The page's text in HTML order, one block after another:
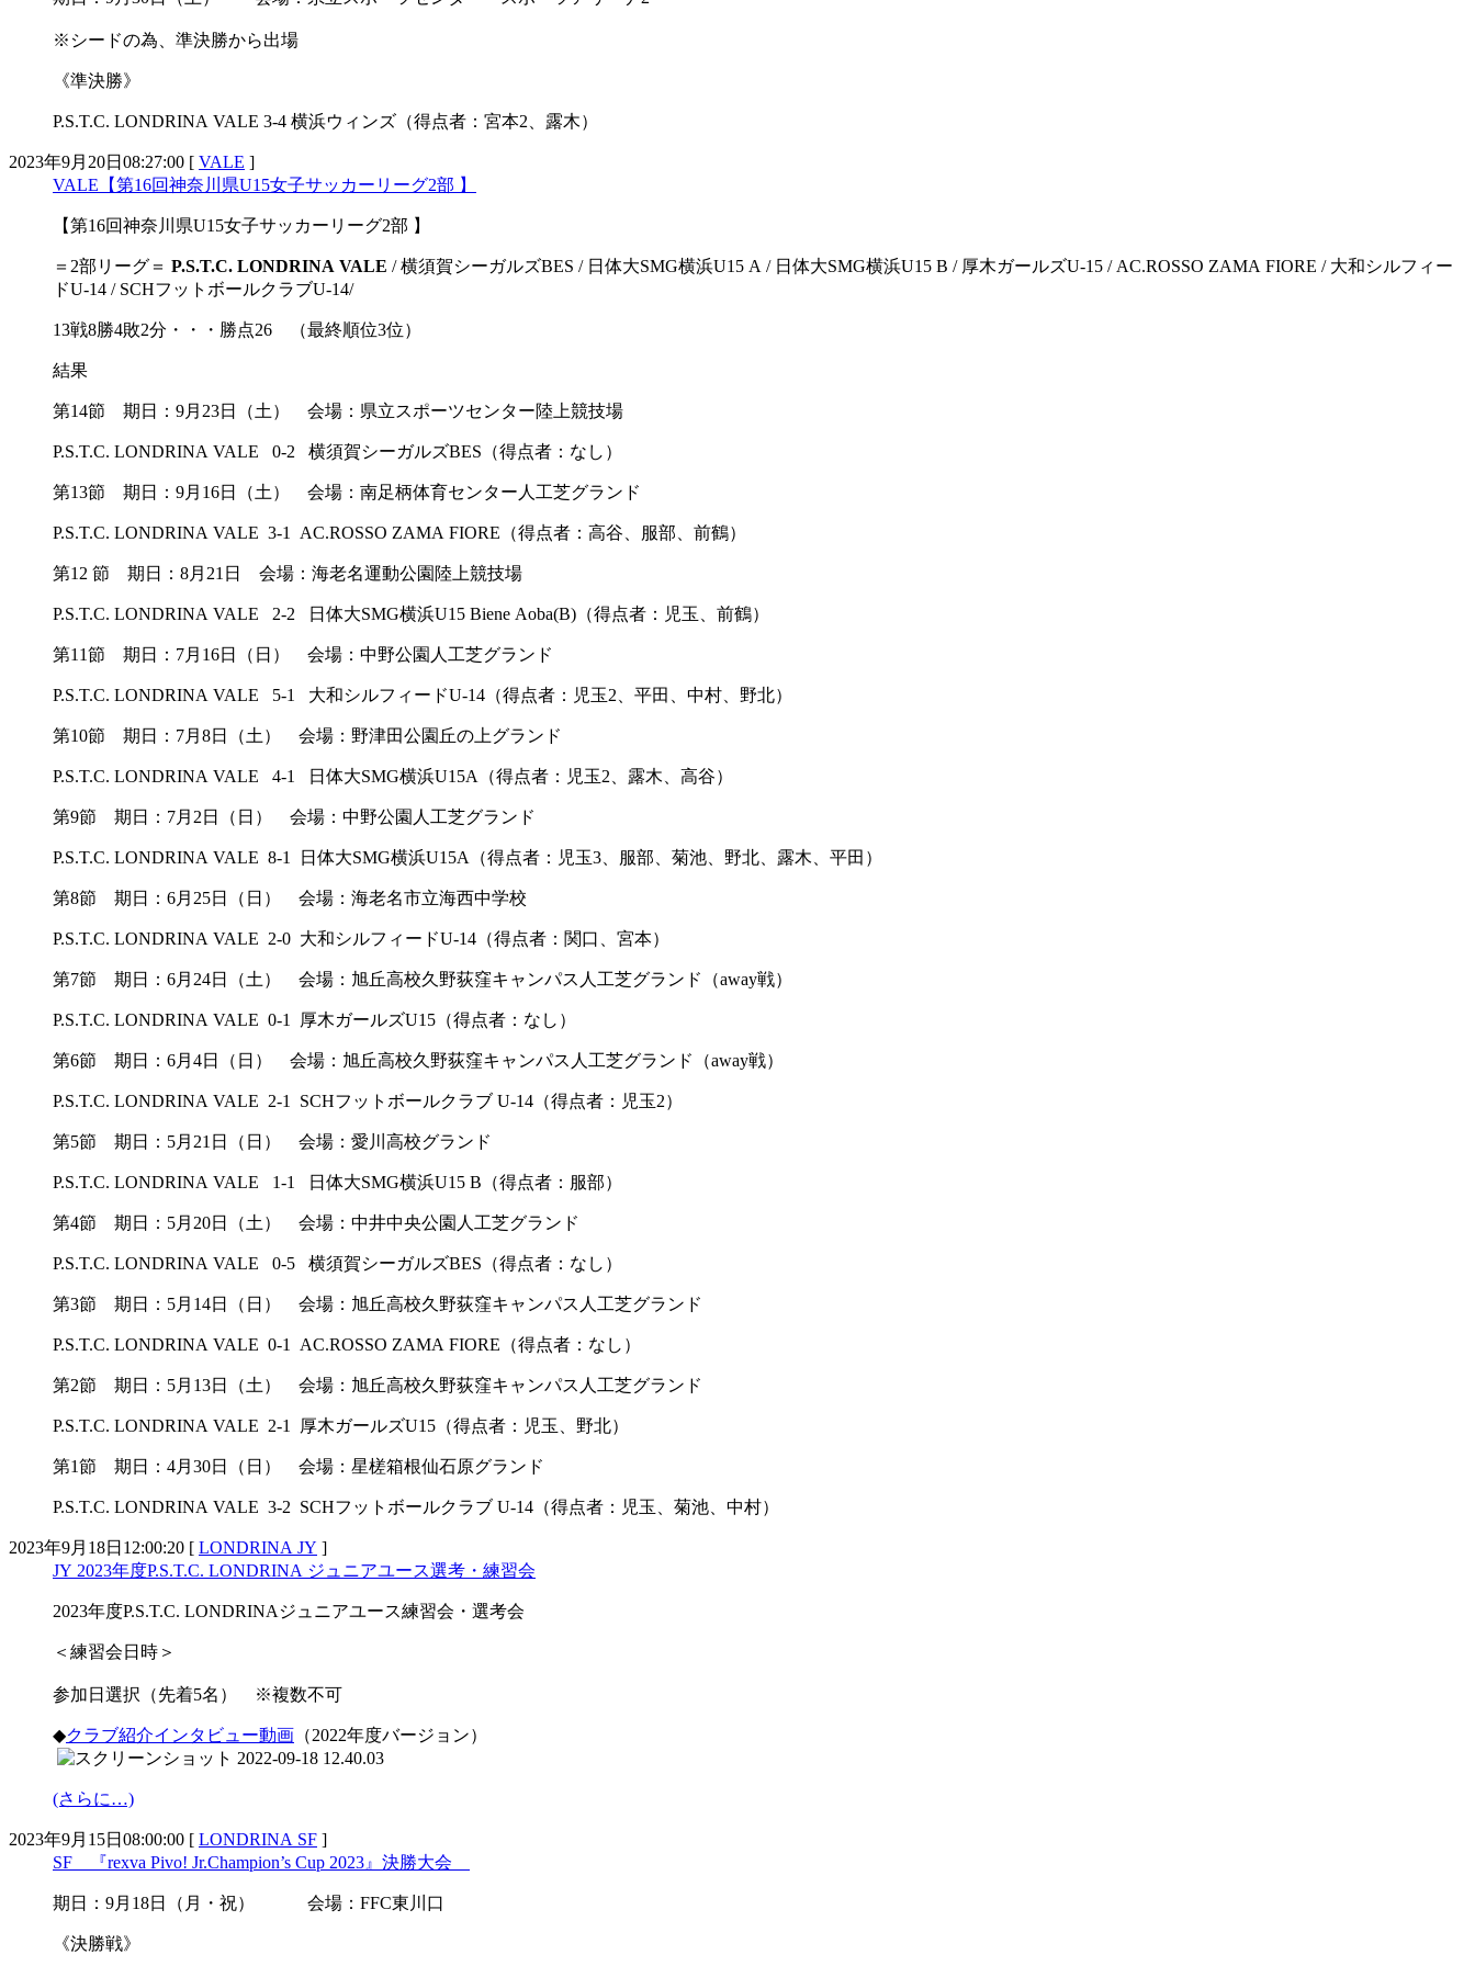
※シードの為、準決勝から出場
《準決勝》
P.S.T.C. LONDRINA VALE 3-4 横浜ウィンズ（得点者：宮本2、露木）
2023年9月20日08:27:00 [ VALE ]
VALE【第16回神奈川県U15女子サッカーリーグ2部 】
【第16回神奈川県U15女子サッカーリーグ2部 】
＝2部リーグ＝ P.S.T.C. LONDRINA VALE / 横須賀シーガルズBES / 日体大SMG横浜U15 A / 日体大SMG横浜U15 B / 厚木ガールズU-15 / AC.ROSSO ZAMA FIORE / 大和シルフィー
ドU-14 / SCHフットボールクラブU-14/
13戦8勝4敗2分・・・勝点26 （最終順位3位）
結果
第14節 期日：9月23日（土） 会場：県立スポーツセンター陸上競技場
P.S.T.C. LONDRINA VALE 0-2 横須賀シーガルズBES（得点者：なし）
第13節 期日：9月16日（土） 会場：南足柄体育センター人工芝グランド
P.S.T.C. LONDRINA VALE 3-1 AC.ROSSO ZAMA FIORE（得点者：高谷、服部、前鶴）
第12 節 期日：8月21日 会場：海老名運動公園陸上競技場
P.S.T.C. LONDRINA VALE 2-2 日体大SMG横浜U15 Biene Aoba(B)（得点者：児玉、前鶴）
第11節 期日：7月16日（日） 会場：中野公園人工芝グランド
P.S.T.C. LONDRINA VALE 5-1 大和シルフィードU-14（得点者：児玉2、平田、中村、野北）
第10節 期日：7月8日（土） 会場：野津田公園丘の上グランド
P.S.T.C. LONDRINA VALE 4-1 日体大SMG横浜U15A（得点者：児玉2、露木、高谷）
第9節 期日：7月2日（日） 会場：中野公園人工芝グランド
P.S.T.C. LONDRINA VALE 8-1 日体大SMG横浜U15A（得点者：児玉3、服部、菊池、野北、露木、平田）
第8節 期日：6月25日（日） 会場：海老名市立海西中学校
P.S.T.C. LONDRINA VALE 2-0 大和シルフィードU-14（得点者：関口、宮本）
第7節 期日：6月24日（土） 会場：旭丘高校久野荻窪キャンパス人工芝グランド（away戦）
P.S.T.C. LONDRINA VALE 0-1 厚木ガールズU15（得点者：なし）
第6節 期日：6月4日（日） 会場：旭丘高校久野荻窪キャンパス人工芝グランド（away戦）
P.S.T.C. LONDRINA VALE 2-1 SCHフットボールクラブ U-14（得点者：児玉2）
第5節 期日：5月21日（日） 会場：愛川高校グランド
P.S.T.C. LONDRINA VALE 1-1 日体大SMG横浜U15 B（得点者：服部）
第4節 期日：5月20日（土） 会場：中井中央公園人工芝グランド
P.S.T.C. LONDRINA VALE 0-5 横須賀シーガルズBES（得点者：なし）
第3節 期日：5月14日（日） 会場：旭丘高校久野荻窪キャンパス人工芝グランド
P.S.T.C. LONDRINA VALE 0-1 AC.ROSSO ZAMA FIORE（得点者：なし）
第2節 期日：5月13日（土） 会場：旭丘高校久野荻窪キャンパス人工芝グランド
P.S.T.C. LONDRINA VALE 2-1 厚木ガールズU15（得点者：児玉、野北）
第1節 期日：4月30日（日） 会場：星槎箱根仙石原グランド
P.S.T.C. LONDRINA VALE 3-2 SCHフットボールクラブ U-14（得点者：児玉、菊池、中村）
2023年9月18日12:00:20 [ LONDRINA JY ]
JY 2023年度P.S.T.C. LONDRINA ジュニアユース選考・練習会
2023年度P.S.T.C. LONDRINAジュニアユース練習会・選考会
＜練習会日時＞
参加日選択（先着5名） ※複数不可
◆クラブ紹介インタビュー動画 （2022年度バージョン）
(さらに…)
2023年9月15日08:00:00 [ LONDRINA SF ]
SF 『rexva Pivo! Jr.Champion’s Cup 2023』決勝大会
期日：9月18日（月・祝） 会場：FFC東川口
《決勝戦》